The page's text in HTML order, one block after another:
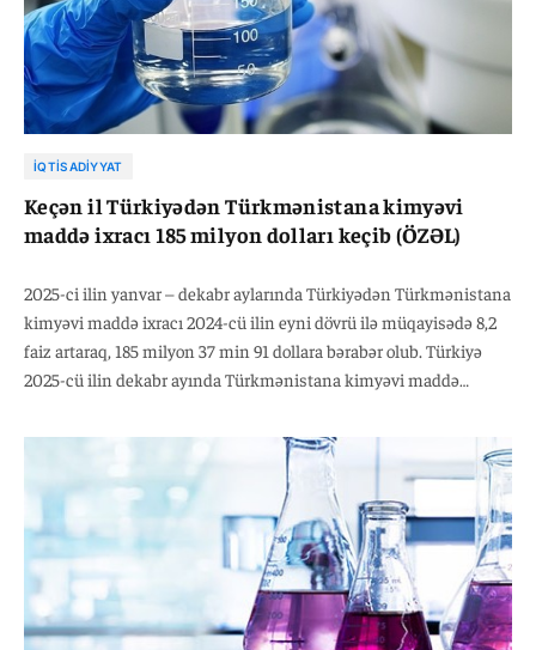
İQTISADIYYAT
Keçən il Türkiyədən Türkmənistana kimyəvi
maddə ixracı 185 milyon dolları keçib (ÖZƏL)
2025-ci ilin yanvar – dekabr aylarında Türkiyədən Türkmənistana
kimyəvi maddə ixracı 2024-cü ilin eyni dövrü ilə müqayisədə 8,2
faiz artaraq, 185 milyon 37 min 91 dollara bərabər olub. Türkiyə
2025-cü ilin dekabr ayında Türkmənistana kimyəvi maddə
milyon 115 min 21 dollara çatdırıb. Qeyd edək ki,2025-ci ilin
yanvar-dekabr aylarında Türkiyənin kimyəvi maddə ixracı ötən
ilin eyni dövrü ilə müqayisədə 3,9 faiz artaraq, 31 milyard 931
milyon 878 min dollara bərabər olub.